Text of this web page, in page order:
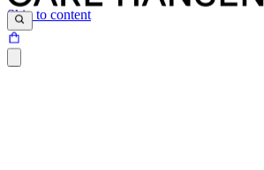
Skip to content